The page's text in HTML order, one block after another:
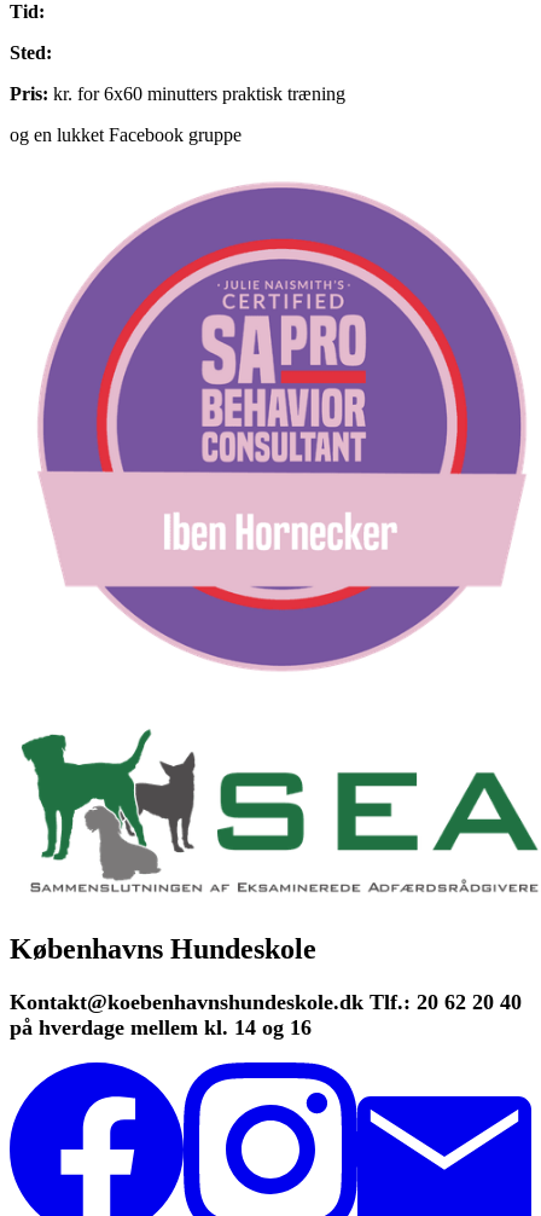
Tid:
Sted:
Pris: kr. for 6x60 minutters praktisk træning
og en lukket Facebook gruppe
Københavns Hundeskole
Kontakt@koebenhavnshundeskole.dk Tlf.: 20 62 20 40
på hverdage mellem kl. 14 og 16